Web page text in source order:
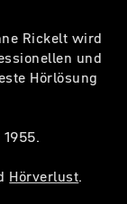
Rickelt wird
und
Hörlösung
Hörverlust.